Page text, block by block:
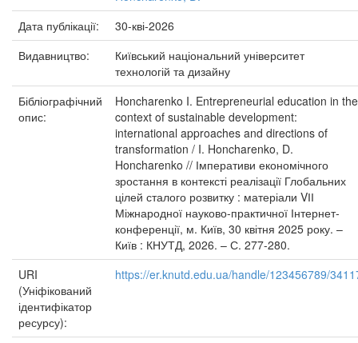
Дата публікації:
30-кві-2026
Видавництво:
Київський національний університет
технологій та дизайну
Бібліографічний
опис:
Honcharenko I. Entrepreneurial education in the
context of sustainable development:
international approaches and directions of
transformation / I. Honcharenko, D.
Honcharenko // Імперативи економічного
зростання в контексті реалізації Глобальних
цілей сталого розвитку : матеріали VІІ
Міжнародної науково-практичної Інтернет-
конференції, м. Київ, 30 квітня 2025 року. –
Київ : КНУТД, 2026. – С. 277-280.
URI
(Уніфікований
ідентифікатор
ресурсу):
https://er.knutd.edu.ua/handle/123456789/